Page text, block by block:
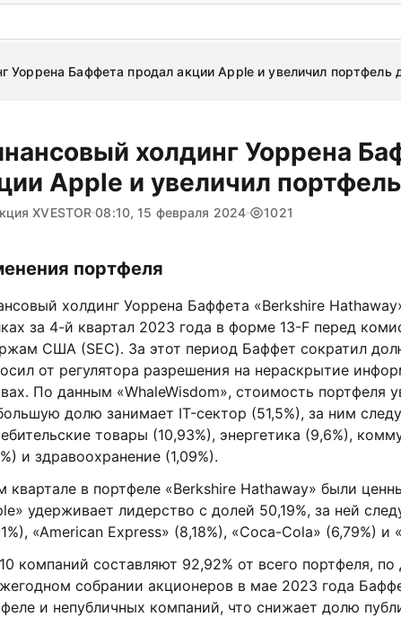
Уоррена Баффета продал акции Apple и увеличил портфель
холдинг Уоррена
Apple и увеличил
XVESTOR 08:10, 15 февраля 2024 1021
портфеля
холдинг Уоррена Баффета «Berkshire
за 4-й квартал 2023 года в форме 13-F перед
США (SEC). За этот период Баффет сократил
от регулятора разрешения на нераскрытие
По данным «WhaleWisdom», стоимость портфеля
долю занимает IT-сектор (51,5%), за ним
товары (10,93%), энергетика (9,6%),
и здравоохранение (1,09%).
квартале в портфеле «Berkshire Hathaway» были
удерживает лидерство с долей 50,19%, за ней
«American Express» (8,18%), «Coca-Cola» (6,79%) и
компаний составляют 92,92% от всего портфеля,
собрании акционеров в мае 2023 года
и непубличных компаний, что снижает долю